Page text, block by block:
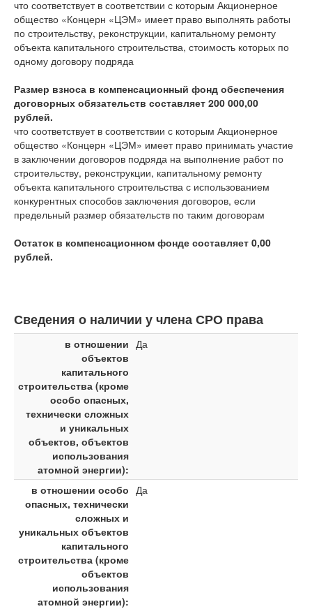
что соответствует в соответствии с которым Акционерное
общество «Концерн «ЦЭМ» имеет право выполнять работы
по строительству, реконструкции, капитальному ремонту
объекта капитального строительства, стоимость которых по
одному договору подряда
Размер взноса в компенсационный фонд обеспечения
договорных обязательств составляет 200 000,00
рублей.
что соответствует в соответствии с которым Акционерное
общество «Концерн «ЦЭМ» имеет право принимать участие
в заключении договоров подряда на выполнение работ по
строительству, реконструкции, капитальному ремонту
объекта капитального строительства с использованием
конкурентных способов заключения договоров, если
предельный размер обязательств по таким договорам
Остаток в компенсационном фонде составляет 0,00
рублей.
Сведения о наличии у члена СРО права
в отношении
объектов
капитального
строительства (кроме
особо опасных,
технически сложных
и уникальных
объектов, объектов
использования
атомной энергии):
Да
в отношении особо
опасных, технически
сложных и
уникальных объектов
капитального
строительства (кроме
объектов
использования
атомной энергии):
Да